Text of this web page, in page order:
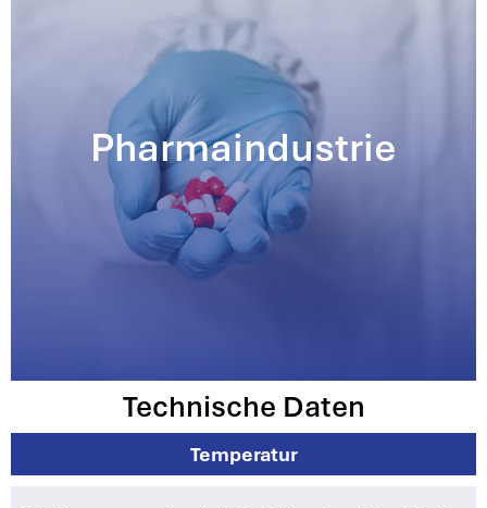
Pharmaindustrie
Technische Daten
Temperatur